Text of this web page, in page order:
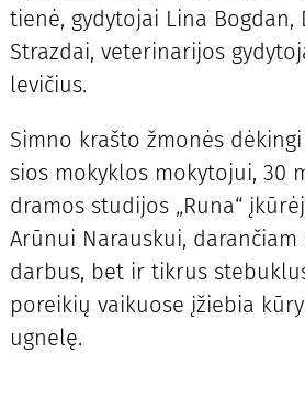
tie­nė, gy­dy­to­jai Li­na Bog­dan,
Straz­dai, ve­te­ri­na­ri­jos
le­vi­čius.
Sim­no kraš­to žmo­nės
sios mo­kyk­los mo­ky­to­jui, 30
dra­mos stu­di­jos „Ru­na“
Arū­nui Na­raus­kui,
dar­bus, bet ir tik­rus
po­rei­kių vai­kuo­se įžie­bia
ug­ne­lę.